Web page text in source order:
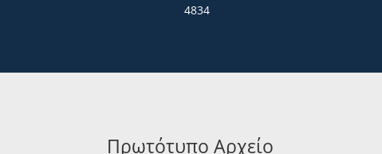
4834
Πρωτότυπο Αρχείο